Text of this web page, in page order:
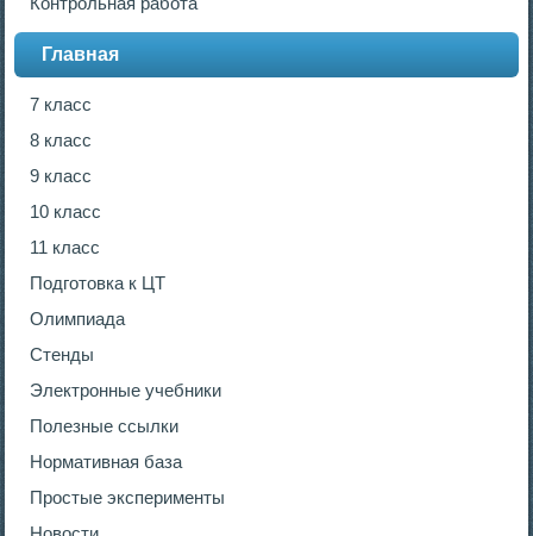
Главная
7 класс
8 класс
9 класс
10 класс
11 класс
Подготовка к ЦТ
Олимпиада
Стенды
Электронные учебники
Полезные ссылки
Нормативная база
Простые эксперименты